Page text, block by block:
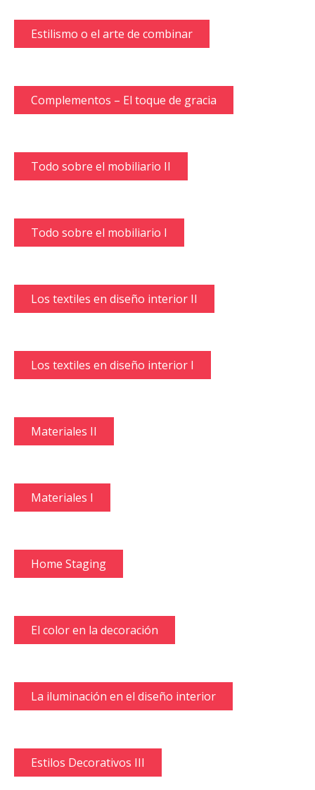
Estilismo o el arte de combinar
Complementos – El toque de gracia
Todo sobre el mobiliario II
Todo sobre el mobiliario I
Los textiles en diseño interior II
Los textiles en diseño interior I
Materiales II
Materiales I
Home Staging
El color en la decoración
La iluminación en el diseño interior
Estilos Decorativos III